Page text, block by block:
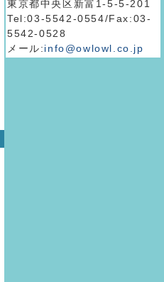
東京都中央区新富1-5-5-201
Tel:03-5542-0554/Fax:03-
5542-0528
メール:info@owlowl.co.jp